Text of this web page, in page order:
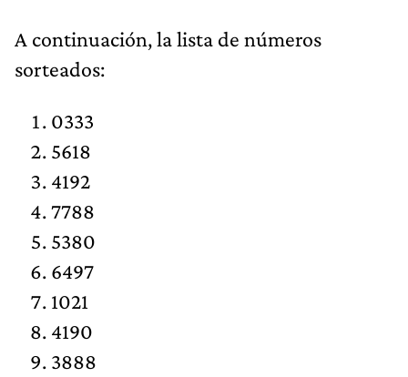
​A continuación, la lista de números
sorteados:
0333
5618
4192
7788
5380
6497
1021
4190
3888